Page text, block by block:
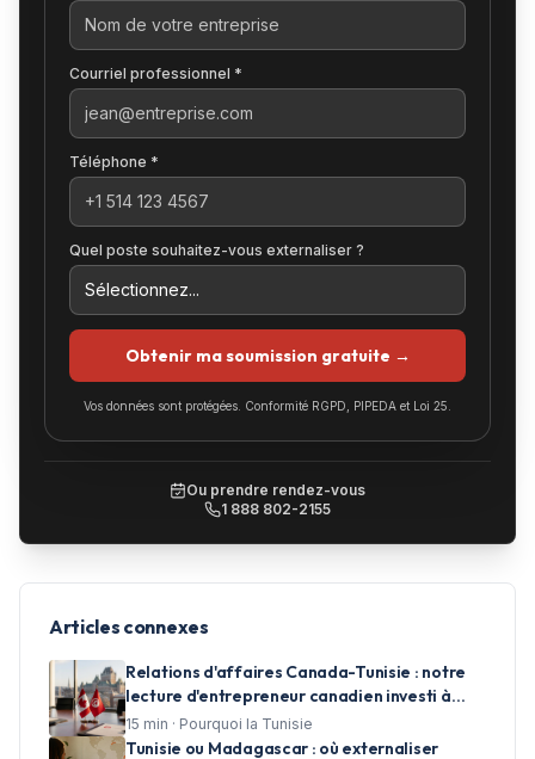
Courriel professionnel *
Téléphone *
Quel poste souhaitez-vous externaliser ?
Obtenir ma soumission gratuite →
Vos données sont protégées. Conformité RGPD, PIPEDA et Loi 25.
Ou prendre rendez-vous
1 888 802-2155
Articles connexes
Relations d'affaires Canada-Tunisie : notre
lecture d'entrepreneur canadien investi à
Tunis
15 min · Pourquoi la Tunisie
Tunisie ou Madagascar : où externaliser